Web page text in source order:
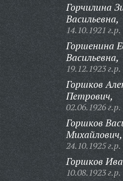
Горчилина
Васильевна,
14.10.1921 г.р.
Горшенина
Васильевна,
19.12.1923 г.р.
Горшков
Петрович,
02.06.1926 г.р.
Горшков
Михайлович,
24.10.1925 г.р.
Горшков
10.08.1923 г.р.